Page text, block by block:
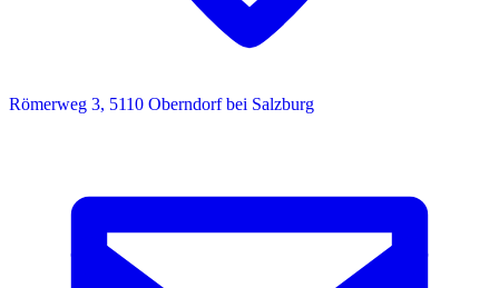
Römerweg 3, 5110 Oberndorf bei Salzburg